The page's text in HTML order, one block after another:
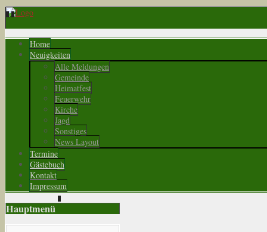
Home
Neuigkeiten
Alle Meldungen
Gemeinde
Heimatfest
Feuerwehr
Kirche
Jagd
Sonstiges
News Layout
Termine
Gästebuch
Kontakt
Impressum
Hauptmenü